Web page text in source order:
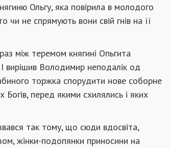
Ольгу, яка повірила в молодого
не спрямують вони свій гнів на її
між теремом княгині Опьгита
вирішив Володимир непо­далік од
торжка спорудити нове соборне
перед яки­ми схилялись і яких
так тому, що сюди вдосвіта,
жінки-подопянки при­носини на